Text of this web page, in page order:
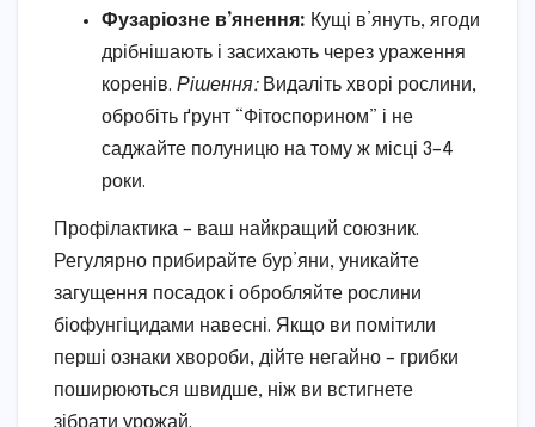
Фузаріозне в’янення: Кущі в’януть, ягоди
дрібнішають і засихають через ураження
коренів. Рішення:Видаліть хворі рослини,
обробіть ґрунт “Фітоспорином” і не
саджайте полуницю на тому ж місці 3–4
роки.
Профілактика – ваш найкращий союзник.
Регулярно прибирайте бур’яни, уникайте
загущення посадок і обробляйте рослини
біофунгіцидами навесні. Якщо ви помітили
перші ознаки хвороби, дійте негайно – грибки
поширюються швидше, ніж ви встигнете
зібрати урожай.